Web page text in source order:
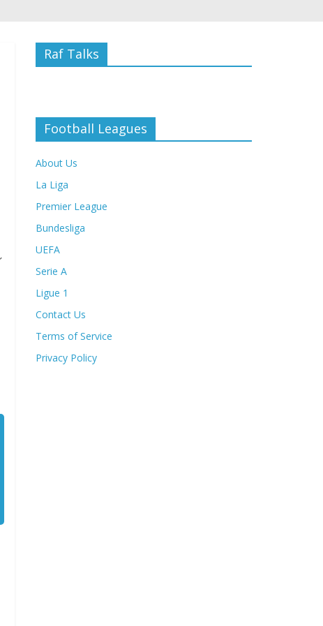
Raf Talks
Football Leagues
About Us
La Liga
Premier League
Bundesliga
UEFA
Serie A
Ligue 1
Contact Us
Terms of Service
Privacy Policy